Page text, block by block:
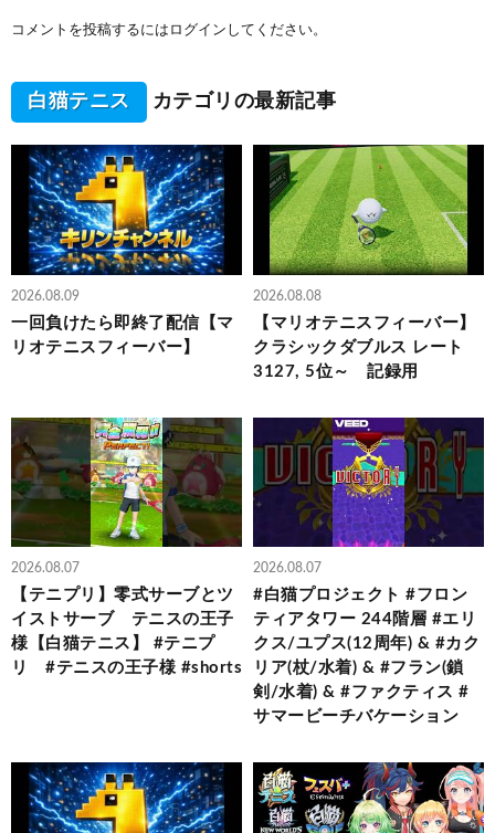
コメントを投稿するには ログイン してください。
白猫テニス カテゴリの最新記事
2026.08.09
一回負けたら即終了配信【マ
リオテニスフィーバー】
2026.08.08
【マリオテニスフィーバー】
クラシックダブルス レート
3127, 5位～ 記録用
2026.08.07
【テニプリ】零式サーブとツ
イストサーブ テニスの王子
様【白猫テニス】 #テニプ
リ #テニスの王子様 #shorts
2026.08.07
#白猫プロジェクト #フロン
ティアタワー 244階層 #エリ
クス/ユプス(12周年) & #カク
リア(杖/水着) & #フラン(鎖
剣/水着) & #ファクティス #
サマービーチバケーション